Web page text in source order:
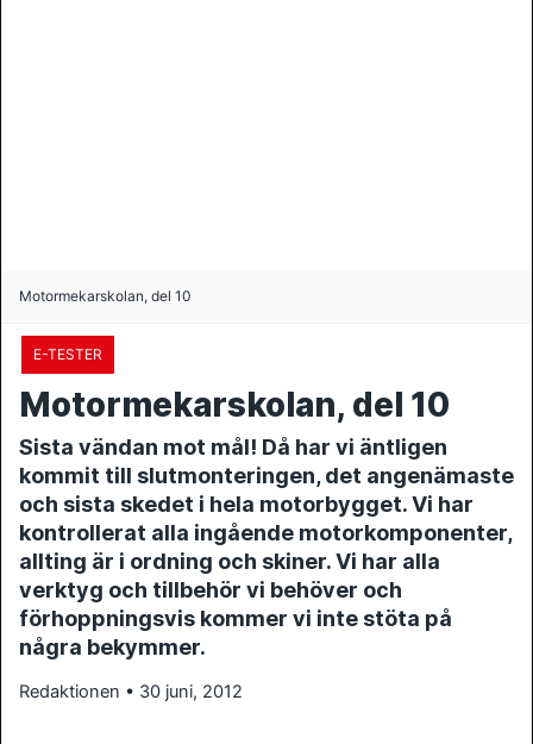
Motormekarskolan, del 10
E-TESTER
Motormekarskolan, del 10
Sista vändan mot mål! Då har vi äntligen
kommit till slutmonteringen, det angenämaste
och sista skedet i hela motorbygget. Vi har
kontrollerat alla ingående motorkomponenter,
allting är i ordning och skiner. Vi har alla
verktyg och tillbehör vi behöver och
förhoppningsvis kommer vi inte stöta på
några bekymmer.
Redaktionen • 30 juni, 2012